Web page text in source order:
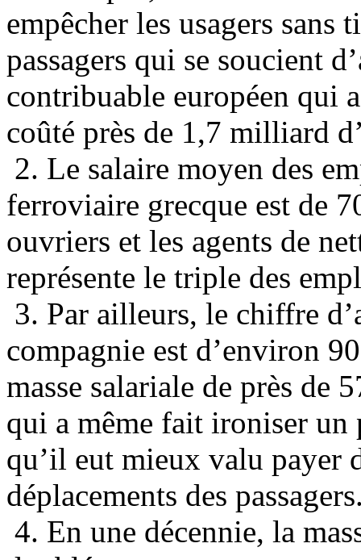
empêcher les usagers sans
passagers qui se soucient
contribuable européen qui
coûté près de 1,7 milliard
2. Le salaire moyen des
ferroviaire grecque est de
ouvriers et les agents de
représente le triple des
3. Par ailleurs, le chiffre
compagnie est d’environ
masse salariale de près de
qui a même fait ironiser
qu’il eut mieux valu payer
déplacements des
4. En une décennie, la